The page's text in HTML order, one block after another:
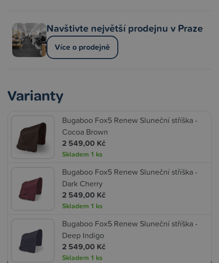
Navštivte největší prodejnu v Praze
Více o prodejně
Varianty
Bugaboo Fox5 Renew Sluneční stříška -
Cocoa Brown
2 549,00 Kč
Skladem 1 ks
Bugaboo Fox5 Renew Sluneční stříška -
Dark Cherry
2 549,00 Kč
Skladem 1 ks
Bugaboo Fox5 Renew Sluneční stříška -
Deep Indigo
2 549,00 Kč
Skladem 1 ks